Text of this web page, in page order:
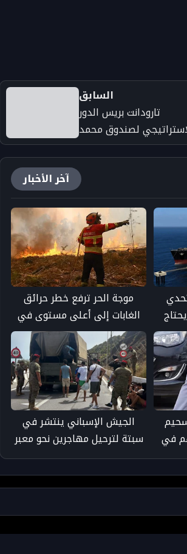
السابق
تارودانت بريس الدور
لصندوق محمد
للاستثمار في تطوير
الرأسمال الاستثماري
آخر الأخبار
موجة الحر ترفع خطر حرائق
الغابات إلى أعلى مستوى في
جنوب شرق فرنسا
في
الجيش الإسباني ينتشر في
سبتة لترحيل مهاجرين نحو معبر
تاراخال